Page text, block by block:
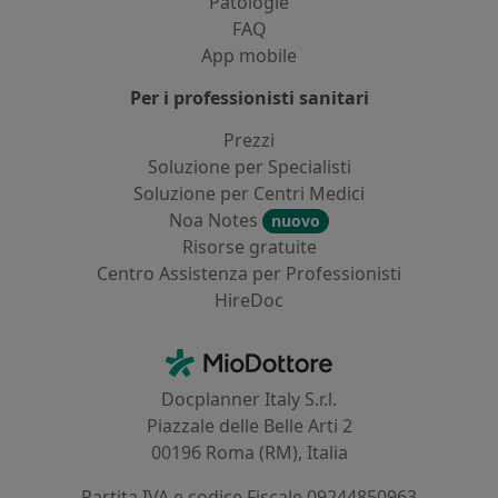
FAQ
App mobile
Per i professionisti sanitari
Prezzi
Soluzione per Specialisti
Soluzione per Centri Medici
Noa Notes
nuovo
Risorse gratuite
Centro Assistenza per Professionisti
HireDoc
MioDottore - Homepage
Docplanner Italy S.r.l.
Piazzale delle Belle Arti 2
00196 Roma (RM), Italia